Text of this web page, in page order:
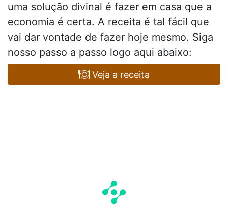
uma solução divinal é fazer em casa que a
economia é certa. A receita é tal fácil que
vai dar vontade de fazer hoje mesmo. Siga
nosso passo a passo logo aqui abaixo:
Veja a receita